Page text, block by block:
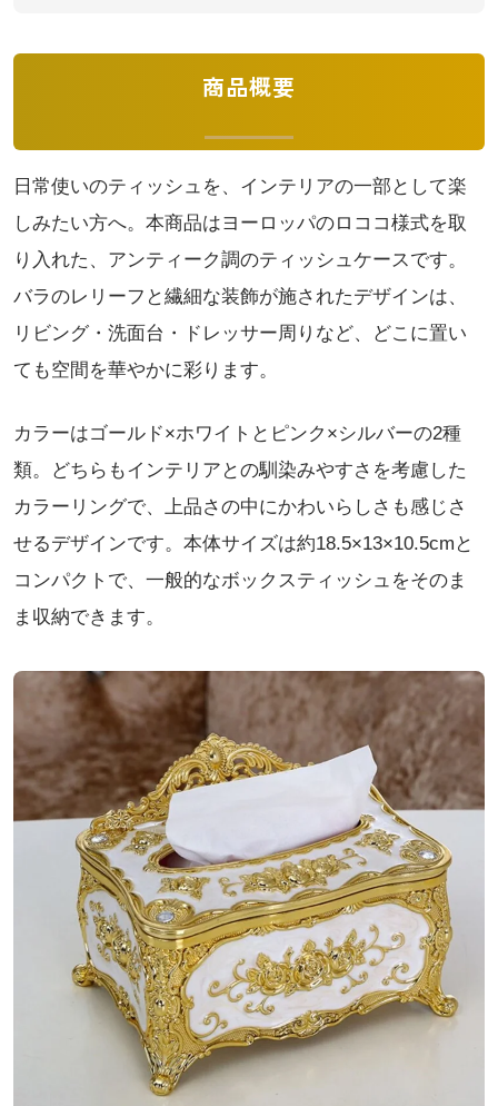
商品概要
日常使いのティッシュを、インテリアの一部として楽
しみたい方へ。本商品はヨーロッパのロココ様式を取
り入れた、アンティーク調のティッシュケースです。
バラのレリーフと繊細な装飾が施されたデザインは、
リビング・洗面台・ドレッサー周りなど、どこに置い
ても空間を華やかに彩ります。
カラーはゴールド×ホワイトとピンク×シルバーの2種
類。どちらもインテリアとの馴染みやすさを考慮した
カラーリングで、上品さの中にかわいらしさも感じさ
せるデザインです。本体サイズは約18.5×13×10.5cmと
コンパクトで、一般的なボックスティッシュをそのま
ま収納できます。